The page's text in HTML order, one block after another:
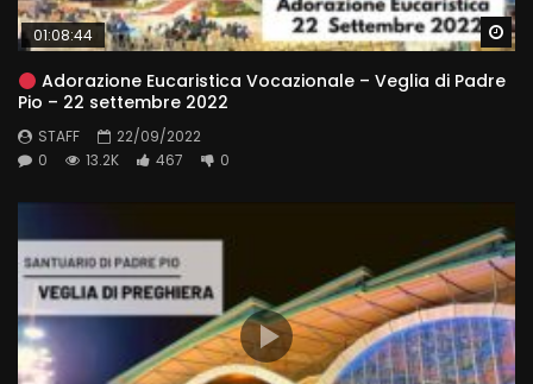
01:08:44
Adorazione Eucaristica Vocazionale – Veglia di Padre
Pio – 22 settembre 2022
STAFF
22/09/2022
0
13.2K 467 0